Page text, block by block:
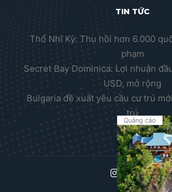
TIN TỨC
Thổ Nhĩ Kỳ: Thu hồi hơn 6.000
phạm
Secret Bay Dominica: Lợi nhuận
USD, mở rộng
Bulgaria đề xuất yêu cầu cư trú
trú
Quảng cáo